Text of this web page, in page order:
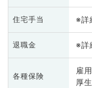
住宅手当 ※詳
退職金 ※詳
各種保険
雇
厚